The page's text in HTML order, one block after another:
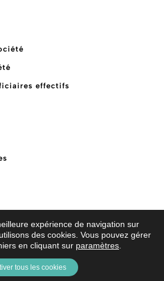
effectifs
- Agence de communication
expérience de navigation sur
des cookies. Vous pouvez gérer
en cliquant sur paramètres
tous les cookies